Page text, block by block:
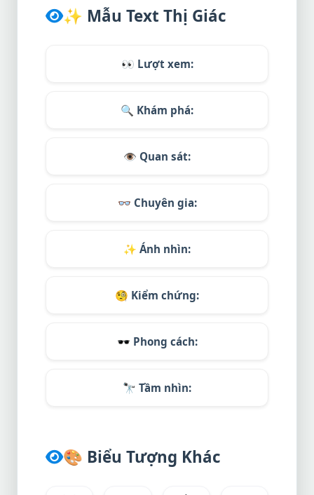
✨ Mẫu Text Thị Giác
👀 Lượt xem:
🔍 Khám phá:
👁️ Quan sát:
👓 Chuyên gia:
✨ Ánh nhìn:
🧐 Kiểm chứng:
🕶️ Phong cách:
🔭 Tầm nhìn:
🎨 Biểu Tượng Khác